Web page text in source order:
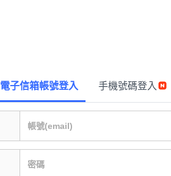
電子信箱帳號登入 手機號碼登入